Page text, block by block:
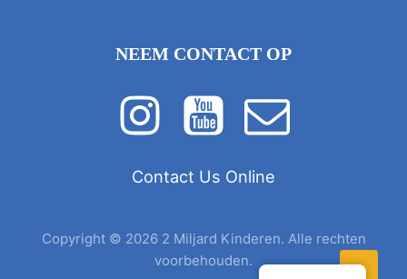
NEEM CONTACT OP
Contact Us Online
Copyright © 2026 2 Miljard Kinderen. Alle rechten
voorbehouden.